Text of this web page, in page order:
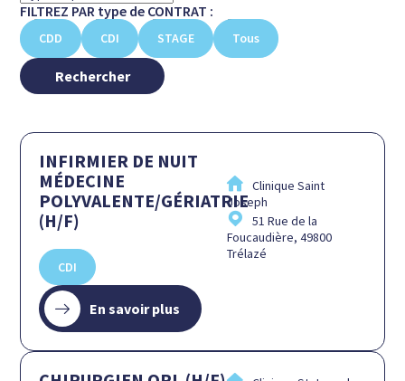
FILTREZ PAR type de CONTRAT :
CDD CDI STAGE Tous
INFIRMIER DE NUIT
MÉDECINE
POLYVALENTE/GÉRIATRIE
(H/F)
CDI
Clinique Saint
Joseph
51 Rue de la
Foucaudière, 49800
Trélazé
En savoir plus